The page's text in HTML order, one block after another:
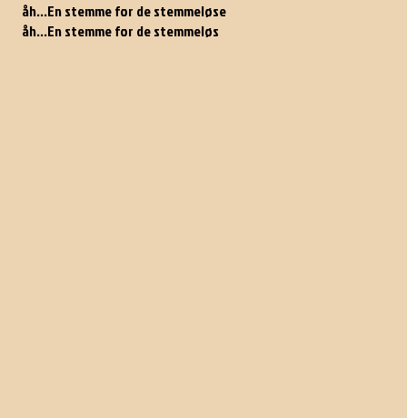
åh...En stemme for de stemmeløse
åh...En stemme for de stemmeløs